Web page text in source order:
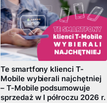
Te smartfony klienci T-
Mobile wybierali najchętniej
– T-Mobile podsumowuje
sprzedaż w I półroczu 2026 r.